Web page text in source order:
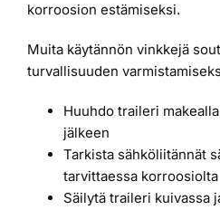
korroosion estämiseksi.
Muita käytännön vinkkejä
turvallisuuden
Huuhdo traileri
jälkeen
Tarkista sähköliitännät
tarvittaessa korroosiolta
Säilytä traileri kuivassa